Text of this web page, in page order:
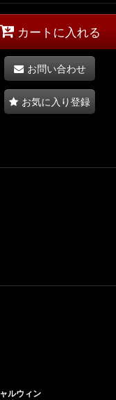
カートに入れる
お問い合わせ
お気に入り登録
ルウィン